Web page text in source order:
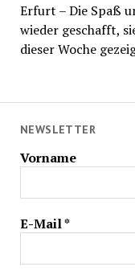
NEWSLETTER
Vorname
E-Mail*
Erfurt – Die Spaß
wieder geschafft,
dieser Woche